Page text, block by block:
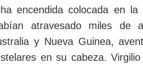
encendida colocada en
atravesado miles de
y Nueva Guinea,
en su cabeza.